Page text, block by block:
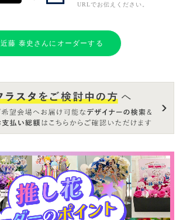
URLでお伝えください。
近藤 泰史さんにオーダーする